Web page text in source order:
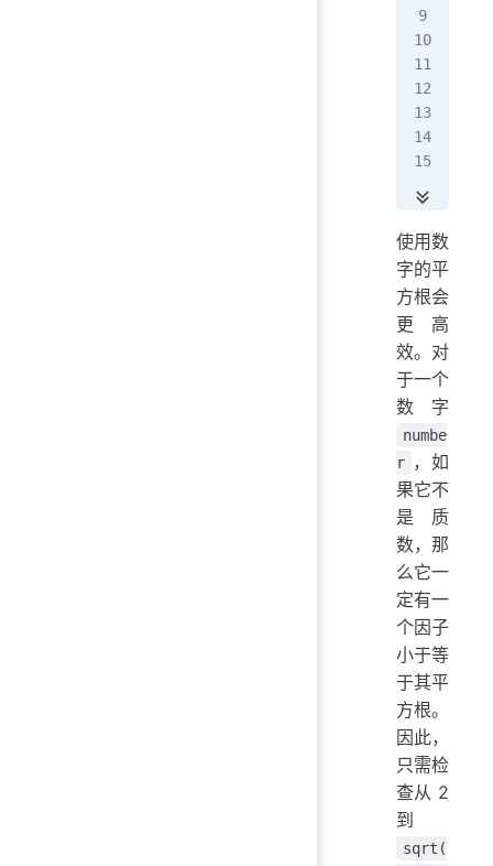
使用数
字的平
方根会
更高
效。对
于一个
数字
numbe
r ，如
果它不
是质
数，那
么它一
定有一
个因子
小于等
于其平
方根。
因此，
只需检
查从 2
到
sqrt(